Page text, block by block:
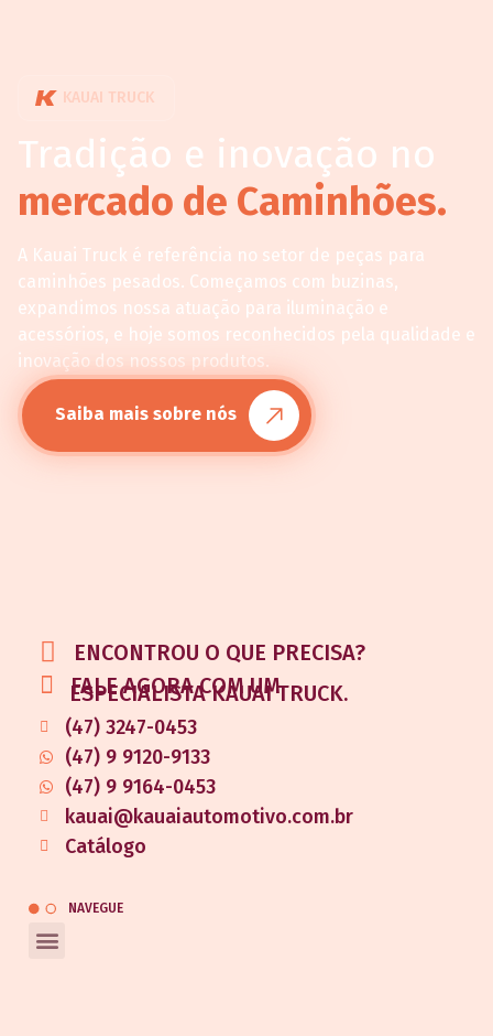
KAUAI TRUCK
Tradição e inovação no
mercado de Caminhões.
A Kauai Truck é referência no setor de peças para
caminhões pesados. Começamos com buzinas,
expandimos nossa atuação para iluminação e
acessórios, e hoje somos reconhecidos pela qualidade e
inovação dos nossos produtos.
Saiba mais sobre nós
ENCONTROU O QUE PRECISA?
FALE AGORA COM UM
ESPECIALISTA KAUAI TRUCK.
(47) 3247-0453
(47) 9 9120-9133
(47) 9 9164-0453
kauai@kauaiautomotivo.com.br
Catálogo
NAVEGUE